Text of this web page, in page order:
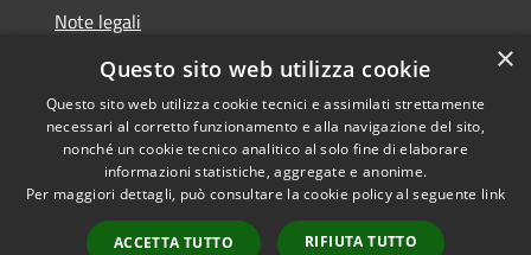
Note legali
Dichiarazione di accessibilità
Accessibilità
Copyright © 2026 • Comune di
Ferno • Powered by
Municipium•
Accesso
×
Questo sito web utilizza cookie
Questo sito web utilizza cookie tecnici e assimilati strettamente
necessari al corretto funzionamento e alla navigazione del sito,
nonché un cookie tecnico analitico al solo fine di elaborare
informazioni statistiche, aggregate e anonime.
Per maggiori dettagli, può consultare la cookie policy al seguente link
ACCETTA TUTTO RIFIUTA TUTTO